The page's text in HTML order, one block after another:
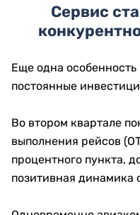
Сервис
Еще одна
постоянные
Во втором квартале
выполнения рейсов
процентного пункта,
позитивная динамика